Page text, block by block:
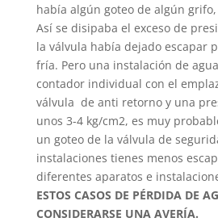
había algún goteo de algún
Así se disipaba el exceso de
la válvula había dejado escapar
fría. Pero una instalación de
contador individual con el
válvula de anti retorno y una
unos 3-4 kg/cm2, es muy
un goteo de la válvula de
instalaciones tienes menos
diferentes aparatos e
ESTOS CASOS DE PÉRDIDA DE
CONSIDERARSE UNA AVERÍA.